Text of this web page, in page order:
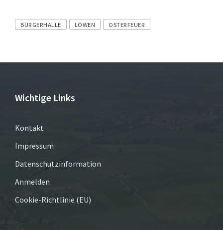
Tags
BÜRGERHALLE LÖWEN OSTERFEUER
Wichtige Links
Kontakt
Impressum
Datenschutzinformation
Anmelden
Cookie-Richtlinie (EU)